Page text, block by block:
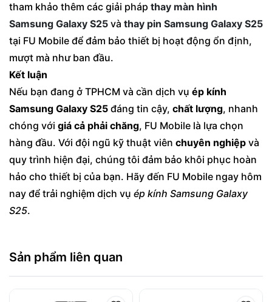
tham khảo thêm các giải pháp thay màn hình
Samsung Galaxy S25 và thay pin Samsung Galaxy S25
tại FU Mobile để đảm bảo thiết bị hoạt động ổn định,
mượt mà như ban đầu.
Kết luận
Nếu bạn đang ở TPHCM và cần dịch vụ ép kính
Samsung Galaxy S25 đáng tin cậy, chất lượng, nhanh
chóng với giá cả phải chăng, FU Mobile là lựa chọn
hàng đầu. Với đội ngũ kỹ thuật viên chuyên nghiệp và
quy trình hiện đại, chúng tôi đảm bảo khôi phục hoàn
hảo cho thiết bị của bạn. Hãy đến FU Mobile ngay hôm
nay để trải nghiệm dịch vụ ép kính Samsung Galaxy
S25.
Sản phẩm liên quan